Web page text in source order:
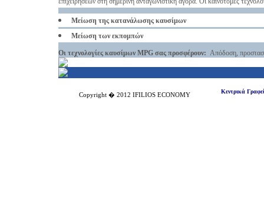
Μείωση της κατανάλωσης καυσίμων
Μείωση των εκπομπών
Οι τεχνολογίες καυσίμων MPGσας προσφέρουν: Απόδοση,
Copyright � 2012 IFILIOS ECONOMY
Κεντρικά